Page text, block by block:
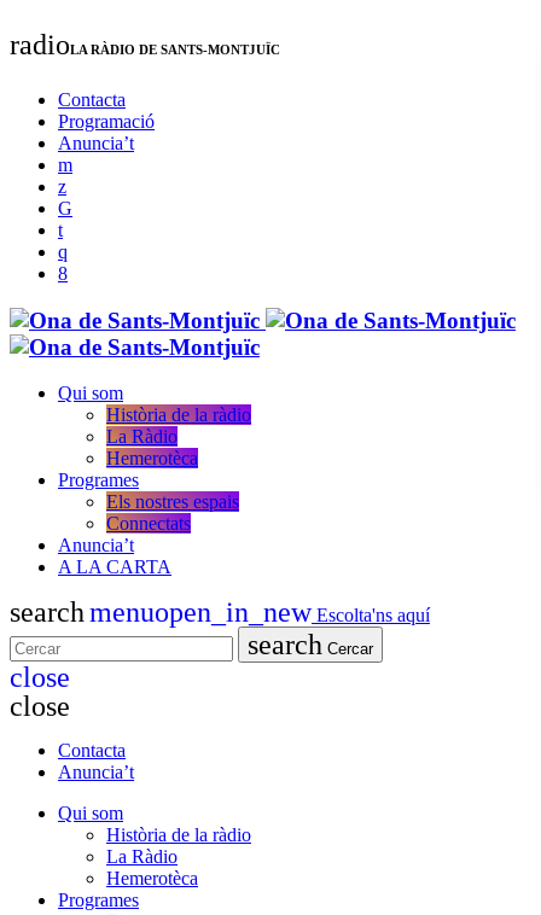
radioLA RÀDIO DE SANTS-MONTJUÏC
Contacta
Programació
Anuncia’t
Qui som
Història de la ràdio
La Ràdio
Hemerotèca
Programes
Els nostres espais
Connectats
Anuncia’t
A LA CARTA
searchmenuopen_in_newEscolta'ns aquí
search Cercar
close
close
Contacta
Anuncia’t
Qui som
Història de la ràdio
La Ràdio
Hemerotèca
Programes